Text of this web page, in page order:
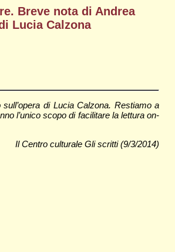
Breve nota di Andrea
Lucia Calzona
di Lucia Calzona. Restiamo a
l’unico scopo di facilitare la lettura on-
Il Centro culturale Gli scritti (9/3/2014)